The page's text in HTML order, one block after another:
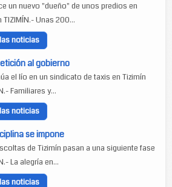
un nuevo "dueño" de unos predios en
TIZIMÍN.- Unas 200...
noticias
al gobierno
el lío en un sindicato de taxis en Tizimín
Familiares y...
noticias
se impone
de Tizimín pasan a una siguiente fase
La alegría en...
noticias